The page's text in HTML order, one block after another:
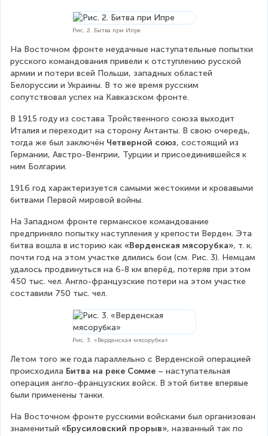
Рис. 2. Битва при Ипре
На Восточном фронте неудачные наступательные попытки
русского командования привели к отступлению русской
армии и потери всей Польши, западных областей
Белоруссии и Украины. В то же время русским
сопутствовал успех на Кавказском фронте.
В 1915 году из состава Тройственного союза выходит
Италия и переходит на сторону Антанты. В свою очередь,
тогда же был заключён Четверной союз, состоящий из
Германии, Австро-Венгрии, Турции и присоединившейся к
ним Болгарии.
1916 год характеризуется самыми жестокими и кровавыми
битвами Первой мировой войны.
На Западном фронте германское командование
предприняло попытку наступления у крепости Верден. Эта
битва вошла в историю как «Верденская мясорубка», т. к.
почти год на этом участке длились бои (см. Рис. 3). Немцам
удалось продвинуться на 6-8 км вперёд, потеряв при этом
450 тыс. чел. Англо-французские потери на этом участке
составили 750 тыс. чел.
Рис. 3. «Верденская мясорубка»
Летом того же года параллельно с Верденской операцией
происходила Битва на реке Сомме – наступательная
операция англо-французских войск. В этой битве впервые
были применены танки.
На Восточном фронте русскими войсками был организован
знаменитый «Брусиловский прорыв», названный так по